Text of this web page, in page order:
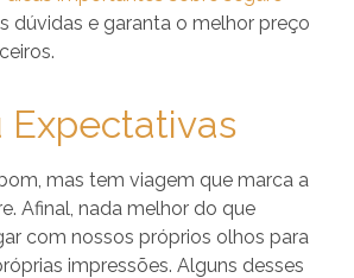
dúvidas e garanta o melhor preço
Expectativas
mas tem viagem que marca a
Afinal, nada melhor do que
com nossos próprios olhos para
impressões. Alguns desses